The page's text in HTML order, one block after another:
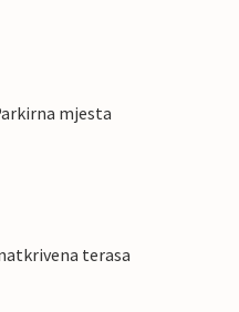
mjesta
terasa